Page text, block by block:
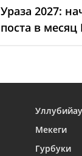
Ураза 2027:
поста в месяц
Мекеги
Гурбуки